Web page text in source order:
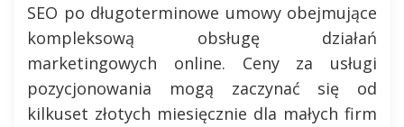
SEO po długoterminowe umowy obejmujące
kompleksową obsługę działań
marketingowych online. Ceny za usługi
pozycjonowania mogą zaczynać się od
kilkuset złotych miesięcznie dla małych firm